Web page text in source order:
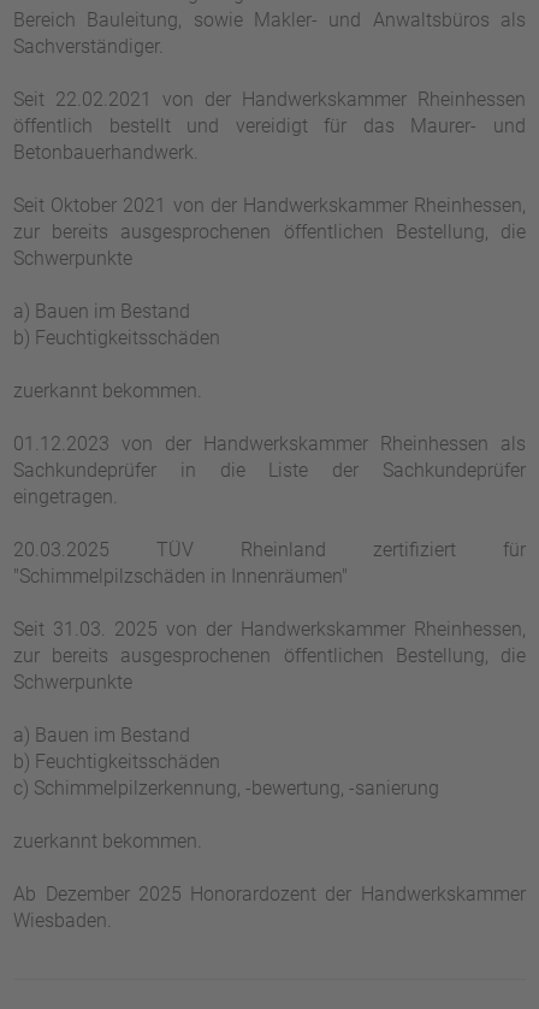
Bereich Bauleitung, sowie Makler- und Anwaltsbüros als
Sachverständiger.
Seit 22.02.2021 von der Handwerkskammer Rheinhessen
öffentlich bestellt und vereidigt für das Maurer- und
Betonbauerhandwerk.
Seit Oktober 2021 von der Handwerkskammer Rheinhessen,
zur bereits ausgesprochenen öffentlichen Bestellung, die
Schwerpunkte
a) Bauen im Bestand
b) Feuchtigkeitsschäden
zuerkannt bekommen.
01.12.2023 von der Handwerkskammer Rheinhessen als
Sachkundeprüfer in die Liste der Sachkundeprüfer
eingetragen.
20.03.2025 TÜV Rheinland zertifiziert für
"Schimmelpilzschäden in Innenräumen"
Seit 31.03. 2025 von der Handwerkskammer Rheinhessen,
zur bereits ausgesprochenen öffentlichen Bestellung, die
Schwerpunkte
a) Bauen im Bestand
b) Feuchtigkeitsschäden
c) Schimmelpilzerkennung, -bewertung, -sanierung
zuerkannt bekommen.
Ab Dezember 2025 Honorardozent der Handwerkskammer
Wiesbaden.